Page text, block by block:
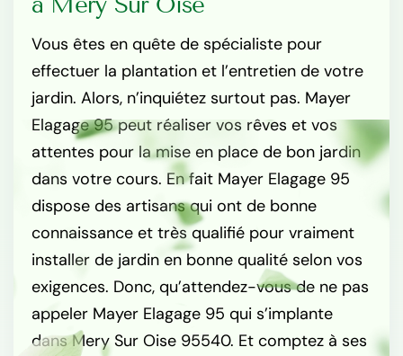
Vous êtes en quête de spécialiste pour
effectuer la plantation et l’entretien de votre
jardin. Alors, n’inquiétez surtout pas. Mayer
Elagage 95 peut réaliser vos rêves et vos
attentes pour la mise en place de bon jardin
dans votre cours. En fait Mayer Elagage 95
dispose des artisans qui ont de bonne
connaissance et très qualifié pour vraiment
installer de jardin en bonne qualité selon vos
exigences. Donc, qu’attendez-vous de ne pas
appeler Mayer Elagage 95 qui s’implante
dans Mery Sur Oise 95540. Et comptez à ses